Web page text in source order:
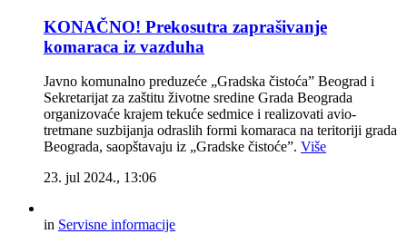
KONAČNO! Prekosutra zaprašivanje
komaraca iz vazduha
Javno komunalno preduzeće „Gradska čistoća” Beograd i
Sekretarijat za zaštitu životne sredine Grada Beograda
organizovaće krajem tekuće sedmice i realizovati avio-
tretmane suzbijanja odraslih formi komaraca na teritoriji grada
Beograda, saopštavaju iz „Gradske čistoće”. Više
23. jul 2024., 13:06
in Servisne informacije